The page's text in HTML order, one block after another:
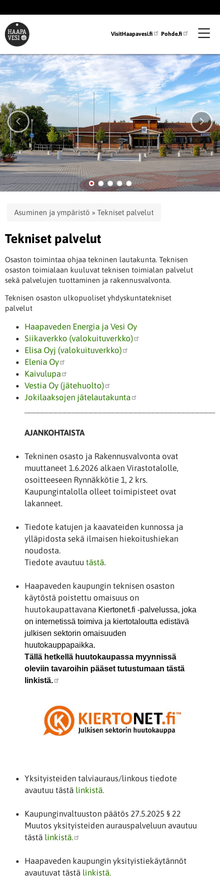
pääsisältöön
VisitHaapavesi.fi Pohde.fi
Murupolku
Asuminen ja ympäristö Tekniset palvelut
Tekniset palvelut
Osaston toimintaa ohjaa tekninen lautakunta. Teknisen
osaston toimialaan kuuluvat teknisen toimialan palvelut
sekä palvelujen tuottaminen ja rakennusvalvonta.
Teknisen osaston ulkopuoliset yhdyskuntatekniset
palvelut
Haapaveden Energia ja Vesi Oy
Siikaverkko (valokuituverkko)
Elisa Oyj (valokuituverkko)
Elenia Oy
Kaivulupa
Vestia Oy (jätehuolto)
Jokilaaksojen jätelautakunta
AJANKOHTAISTA
Tekninen osasto ja Rakennusvalvonta ovat
muuttaneet 1.6.2026 alkaen Virastotalolle,
osoitteeseen Rynnäkkötie 1, 2 krs.
Kaupungintalolla olleet toimipisteet ovat
lakanneet.
Tiedote katujen ja kaavateiden kunnossa ja
ylläpidosta sekä ilmaisen hiekoitushiekan
noudosta.
Tiedote avautuu tästä.
Haapaveden kaupungin teknisen osaston
käytöstä poistettu omaisuus on
huutokaupattavana Kiertonet.fi -palvelussa, joka
on internetissä toimiva ja kiertotaloutta edistävä
julkisen sektorin omaisuuden
huutokauppapaikka.
Tällä hetkellä huutokaupassa myynnissä
oleviin tavaroihin pääset tutustumaan tästä
linkistä.
Yksityisteiden talviauraus/linkous tiedote
avautuu tästä linkistä.
Kaupunginvaltuuston päätös 27.5.2025 § 22
Muutos yksityisteiden aurauspalveluun avautuu
tästä linkistä.
Haapaveden kaupungin yksityistiekäytännöt
avautuvat tästä linkistä.